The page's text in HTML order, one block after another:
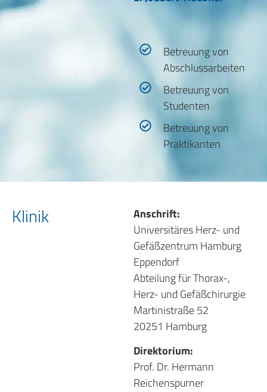
Betreuung von
Abschlussarbeiten
Betreuung von
Studenten
Betreuung von
Praktikanten
Klinik
Anschrift:
Universitäres Herz- und
Gefäßzentrum Hamburg
Eppendorf
Abteilung für Thorax-,
Herz- und Gefäßchirurgie
Martinistraße 52
20251 Hamburg
Direktorium:
Prof. Dr. Hermann
Reichenspurner